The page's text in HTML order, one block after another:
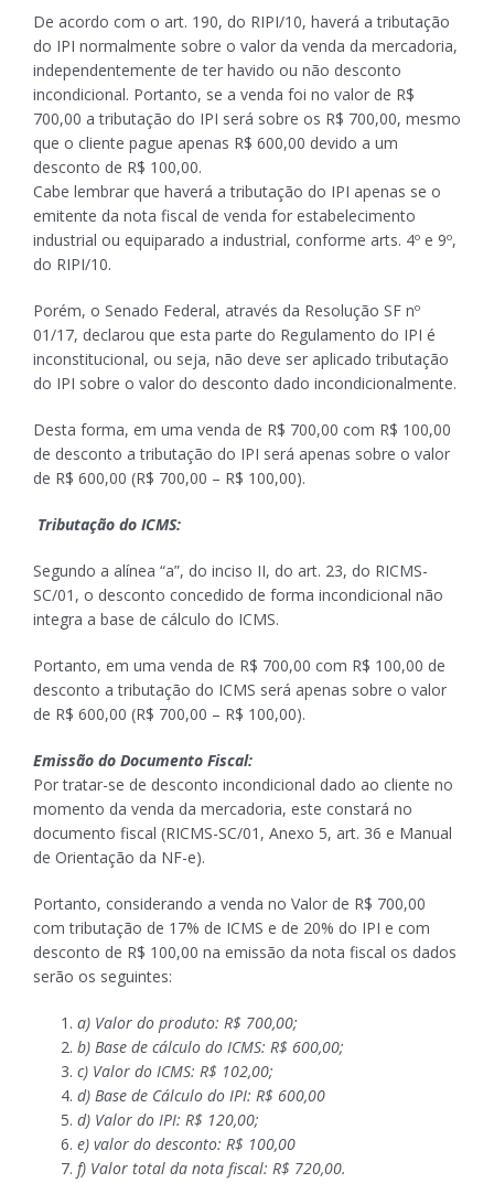
De acordo com o art. 190, do RIPI/10, haverá a tributação
do IPI normalmente sobre o valor da venda da mercadoria,
independentemente de ter havido ou não desconto
incondicional. Portanto, se a venda foi no valor de R$
700,00 a tributação do IPI será sobre os R$ 700,00, mesmo
que o cliente pague apenas R$ 600,00 devido a um
desconto de R$ 100,00.
Cabe lembrar que haverá a tributação do IPI apenas se o
emitente da nota fiscal de venda for estabelecimento
industrial ou equiparado a industrial, conforme arts. 4º e 9º,
do RIPI/10.
Porém, o Senado Federal, através da Resolução SF nº
01/17, declarou que esta parte do Regulamento do IPI é
inconstitucional, ou seja, não deve ser aplicado tributação
do IPI sobre o valor do desconto dado incondicionalmente.
Desta forma, em uma venda de R$ 700,00 com R$ 100,00
de desconto a tributação do IPI será apenas sobre o valor
de R$ 600,00 (R$ 700,00 – R$ 100,00).
Tributação do ICMS:
Segundo a alínea “a”, do inciso II, do art. 23, do RICMS-
SC/01, o desconto concedido de forma incondicional não
integra a base de cálculo do ICMS.
Portanto, em uma venda de R$ 700,00 com R$ 100,00 de
desconto a tributação do ICMS será apenas sobre o valor
de R$ 600,00 (R$ 700,00 – R$ 100,00).
Emissão do Documento Fiscal:
Por tratar-se de desconto incondicional dado ao cliente no
momento da venda da mercadoria, este constará no
documento fiscal (RICMS-SC/01, Anexo 5, art. 36 e Manual
de Orientação da NF-e).
Portanto, considerando a venda no Valor de R$ 700,00
com tributação de 17% de ICMS e de 20% do IPI e com
desconto de R$ 100,00 na emissão da nota fiscal os dados
serão os seguintes:
a) Valor do produto: R$ 700,00;
b) Base de cálculo do ICMS: R$ 600,00;
c) Valor do ICMS: R$ 102,00;
d) Base de Cálculo do IPI: R$ 600,00
d) Valor do IPI: R$ 120,00;
e) valor do desconto: R$ 100,00
f) Valor total da nota fiscal: R$ 720,00.